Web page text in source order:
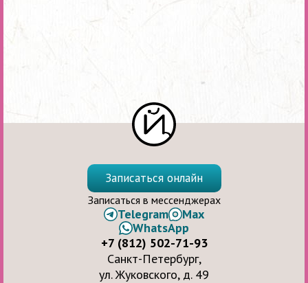
Записаться онлайн
Записаться в мессенджерах
Telegram
Max
WhatsApp
+7 (812) 502-71-93
Санкт-Петербург,
ул. Жуковского, д. 49